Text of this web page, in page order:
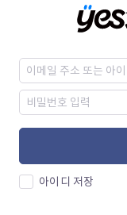
아이디 저장